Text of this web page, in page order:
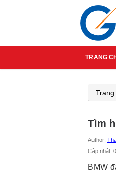
TRANG
Trang
Tìm
Author:
Cập nhật:
BMW